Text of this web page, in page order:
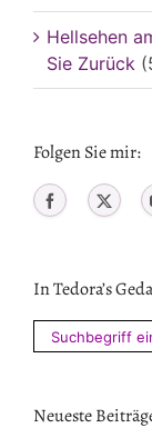
Hellsehen
Sie Zurück
Folgen Sie mir:
In Tedora’s
Suchen
nach:
Neueste